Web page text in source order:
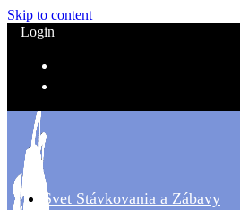
Skip to content
Login
Svet Stávkovania a Zábavy